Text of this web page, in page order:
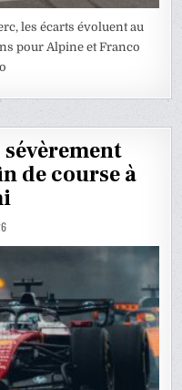
les écarts évoluent au
pour Alpine et Franco
de course à